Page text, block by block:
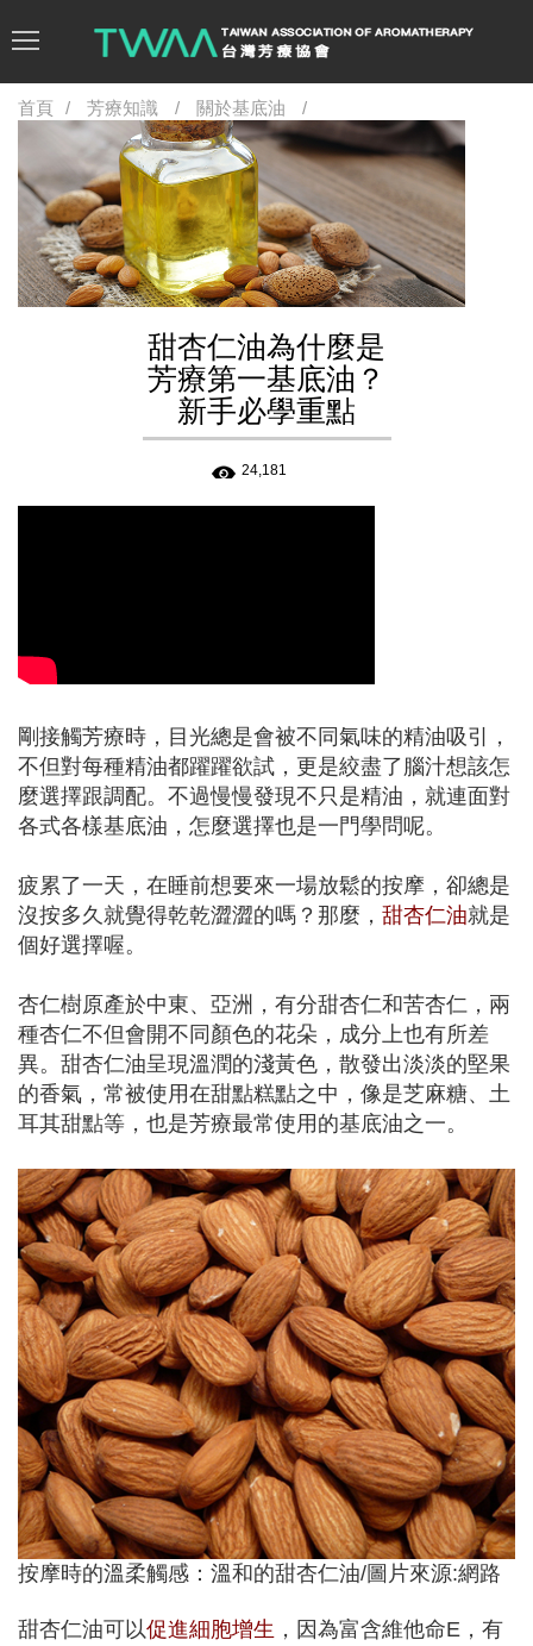
首頁 芳療知識 關於基底油
甜杏仁油為什麼是
芳療第一基底油？
新手必學重點
24,181
剛接觸芳療時，目光總是會被不同氣味的精油吸引，
不但對每種精油都躍躍欲試，更是絞盡了腦汁想該怎
麼選擇跟調配。不過慢慢發現不只是精油，就連面對
各式各樣基底油，怎麼選擇也是一門學問呢。
疲累了一天，在睡前想要來一場放鬆的按摩，卻總是
沒按多久就覺得乾乾澀澀的嗎？那麼， 甜杏仁油就是
個好選擇喔。
杏仁樹原產於中東、亞洲，有分甜杏仁和苦杏仁，兩
種杏仁不但會開不同顏色的花朵，成分上也有所差
異。甜杏仁油呈現溫潤的淺黃色，散發出淡淡的堅果
的香氣，常被使用在甜點糕點之中，像是芝麻糖、土
耳其甜點等，也是芳療最常使用的基底油之一。
按摩時的溫柔觸感：溫和的甜杏仁油/圖片來源:網路
甜杏仁油可以促進細胞增生 ，因為富含維他命E，有